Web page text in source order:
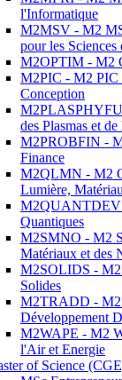
l'Informatique
M2MSV - M2
pour les
M2OPTIM - M2
M2PIC - M2 PIC
Conception
des Plasmas et
M2PROBFIN -
Finance
M2QLMN - M2
Lumière,
M2QUANTDEV
Quantiques
M2SMNO - M2
Matériaux et des
M2SOLIDS - M2
Solides
M2TRADD - M2
Développement
M2WAPE - M2
l'Air et Energie
of Science